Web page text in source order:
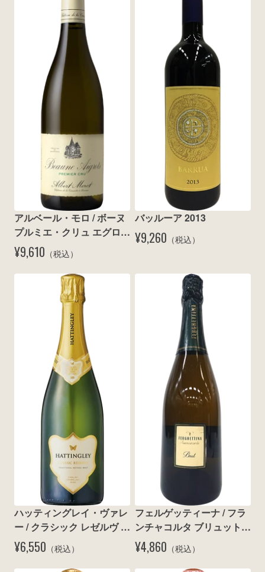
アルベール・モロ / ボーヌ
プルミエ・クリュ エグロ
ブラン 2011
¥9,610 （税込）
バッルーア 2013
¥9,260 （税込）
ハッティングレイ・ヴァレ
ー / クラシック レゼルヴ ブ
リュット N.V.
¥6,550 （税込）
フェルゲッティーナ / フラ
ンチャコルタ ブリュット
N.V.
¥4,860 （税込）